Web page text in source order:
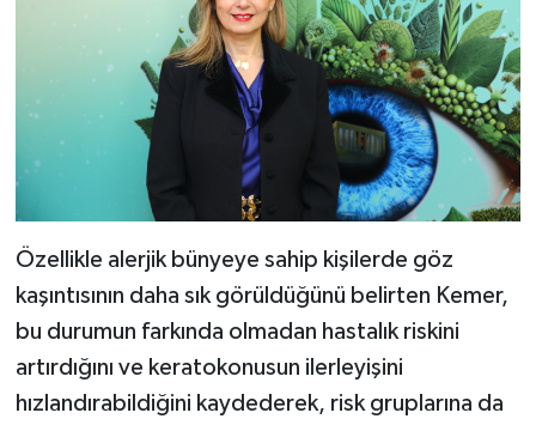
Özellikle alerjik bünyeye sahip kişilerde göz
kaşıntısının daha sık görüldüğünü belirten Kemer,
bu durumun farkında olmadan hastalık riskini
artırdığını ve keratokonusun ilerleyişini
hızlandırabildiğini kaydederek, risk gruplarına da